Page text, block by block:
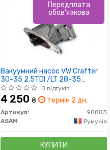
Вакуумний насос VW Crafter
30-35 2.5TDI /LT 28-35
2.4D/TD, LT 28-46 2.5SDI,TDI
01, T4 2.5TDi 98-03
0 відгуків
4 250 ₴ термін 2 дн.
Артикул:
98883
ASAM
Румунія
КУПИТИ
Передплата
обов'язкова